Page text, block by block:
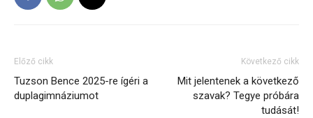
Előző cikk
Tuzson Bence 2025-re ígéri a
duplagimnáziumot
Következő cikk
Mit jelentenek a következő
szavak? Tegye próbára
tudását!